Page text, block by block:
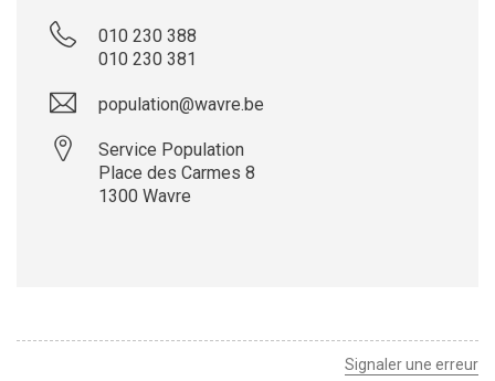
010 230 388
010 230 381
population@wavre.be
Service Population
Place des Carmes 8
1300 Wavre
−
Signaler une erreur